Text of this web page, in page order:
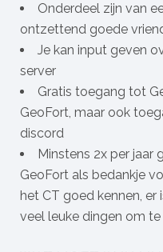
Onderdeel zijn van
ontzettend goede
Je kan input geven
server
Gratis toegang tot
GeoFort, maar ook
discord
Minstens 2x per jaar
GeoFort als bedankje
het CT goed kennen, er
veel leuke dingen om